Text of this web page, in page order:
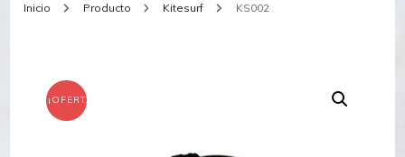
Inicio Producto Kitesurf KS002
¡OFERTA!